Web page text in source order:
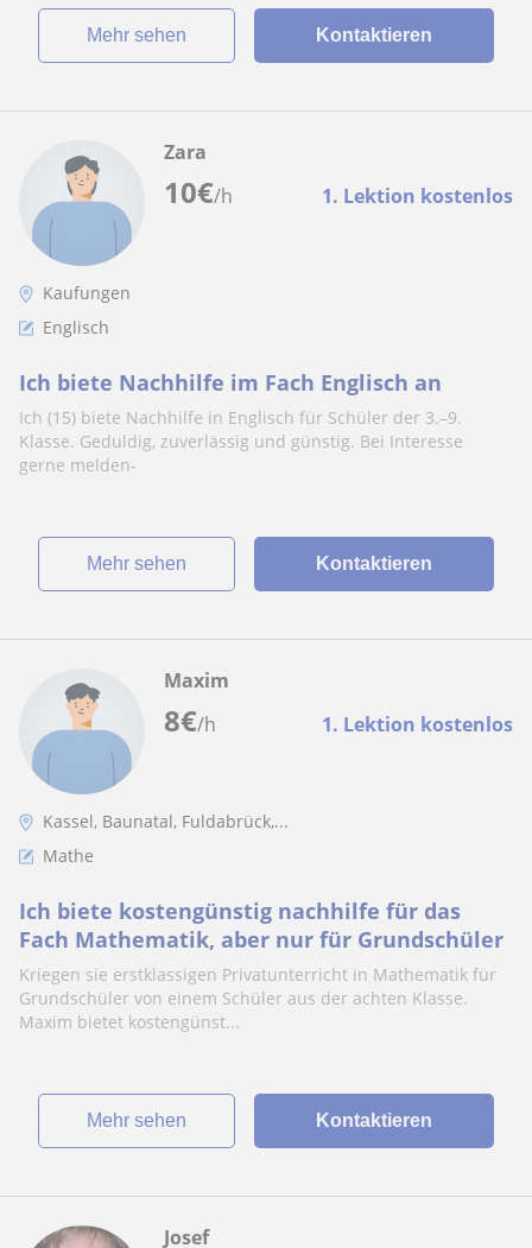
Mehr sehen Kontaktieren
10€/h 1. Lektion kostenlos
Zara
Kaufungen
Englisch
Ich biete Nachhilfe im Fach Englisch an
Ich (15) biete Nachhilfe in Englisch für Schüler der 3.–9.
Klasse. Geduldig, zuverlässig und günstig. Bei Interesse
gerne melden-
Mehr sehen Kontaktieren
8€/h 1. Lektion kostenlos
Maxim
Kassel, Baunatal, Fuldabrück,...
Mathe
Ich biete kostengünstig nachhilfe für das
Fach Mathematik, aber nur für Grundschüler
Kriegen sie erstklassigen Privatunterricht in Mathematik für
Grundschüler von einem Schüler aus der achten Klasse.
Maxim bietet kostengünst...
Mehr sehen Kontaktieren
Josef